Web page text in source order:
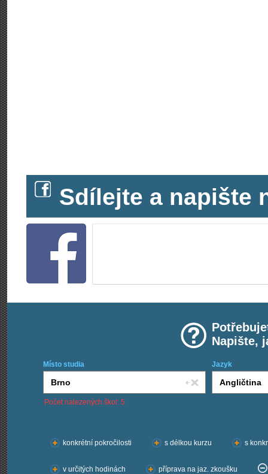
Sdílejte a napište
Napište,
Místo studia Jazyk
Počet nalezených škol: 5
konkrétní pokročilosti
s délkou kurzu s
v určitých hodinách příprava na jaz. zkoušku